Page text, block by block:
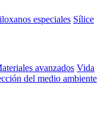
especiales Sílice
avanzados Vida
del medio ambiente